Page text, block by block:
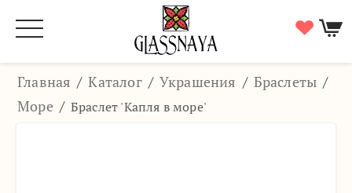
Главная / Каталог / Украшения / Браслеты /
Море / Браслет 'Капля в море'